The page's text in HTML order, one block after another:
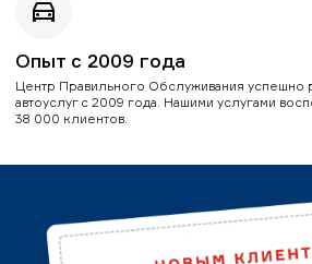
Опыт с 2009 года
Центр Правильного Обслуживания успешно
автоуслуг с 2009 года. Нашими услугами
38 000 клиентов.